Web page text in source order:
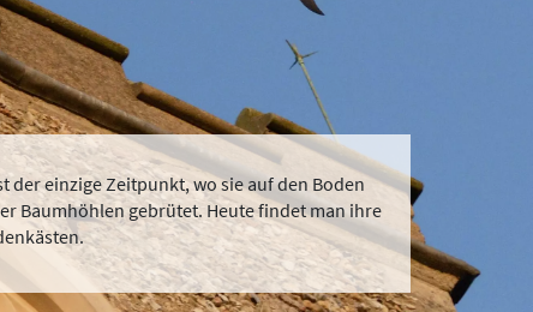
der einzige Zeitpunkt, wo sie auf den Boden
Baumhöhlen gebrütet. Heute findet man ihre